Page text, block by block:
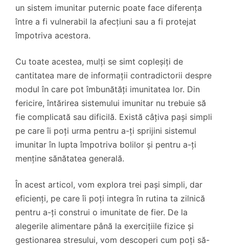
un sistem imunitar puternic poate face diferența
între a fi vulnerabil la afecțiuni sau a fi protejat
împotriva acestora.
Cu toate acestea, mulți se simt copleșiți de
cantitatea mare de informații contradictorii despre
modul în care pot îmbunătăți imunitatea lor. Din
fericire, întărirea sistemului imunitar nu trebuie să
fie complicată sau dificilă. Există câțiva pași simpli
pe care îi poți urma pentru a-ți sprijini sistemul
imunitar în lupta împotriva bolilor și pentru a-ți
menține sănătatea generală.
În acest articol, vom explora trei pași simpli, dar
eficienți, pe care îi poți integra în rutina ta zilnică
pentru a-ți construi o imunitate de fier. De la
alegerile alimentare până la exercițiile fizice și
gestionarea stresului, vom descoperi cum poți să-